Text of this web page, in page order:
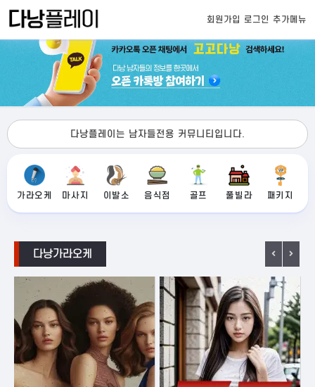
회원가입 로그인 추가메뉴
다낭플레이는 남자들전용 커뮤니티입니다.
가라오케 마사지 이발소 음식점 골프 풀빌라 패키지
다낭가라오케